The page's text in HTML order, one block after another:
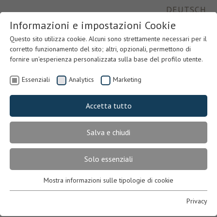
DEUTSCH
Previous
Informazioni e impostazioni Cookie
Questo sito utilizza cookie. Alcuni sono strettamente necessari per il
corretto funzionamento del sito; altri, opzionali, permettono di
fornire un'esperienza personalizzata sulla base del profilo utente.
Essenziali Analytics Marketing
Accetta tutto
Salva e chiudi
Solo essenziali
Essenziali
Necessari per il corretto funzionamento del sito. In mancanza,
Mostra informazioni sulle tipologie di cookie
Privacy